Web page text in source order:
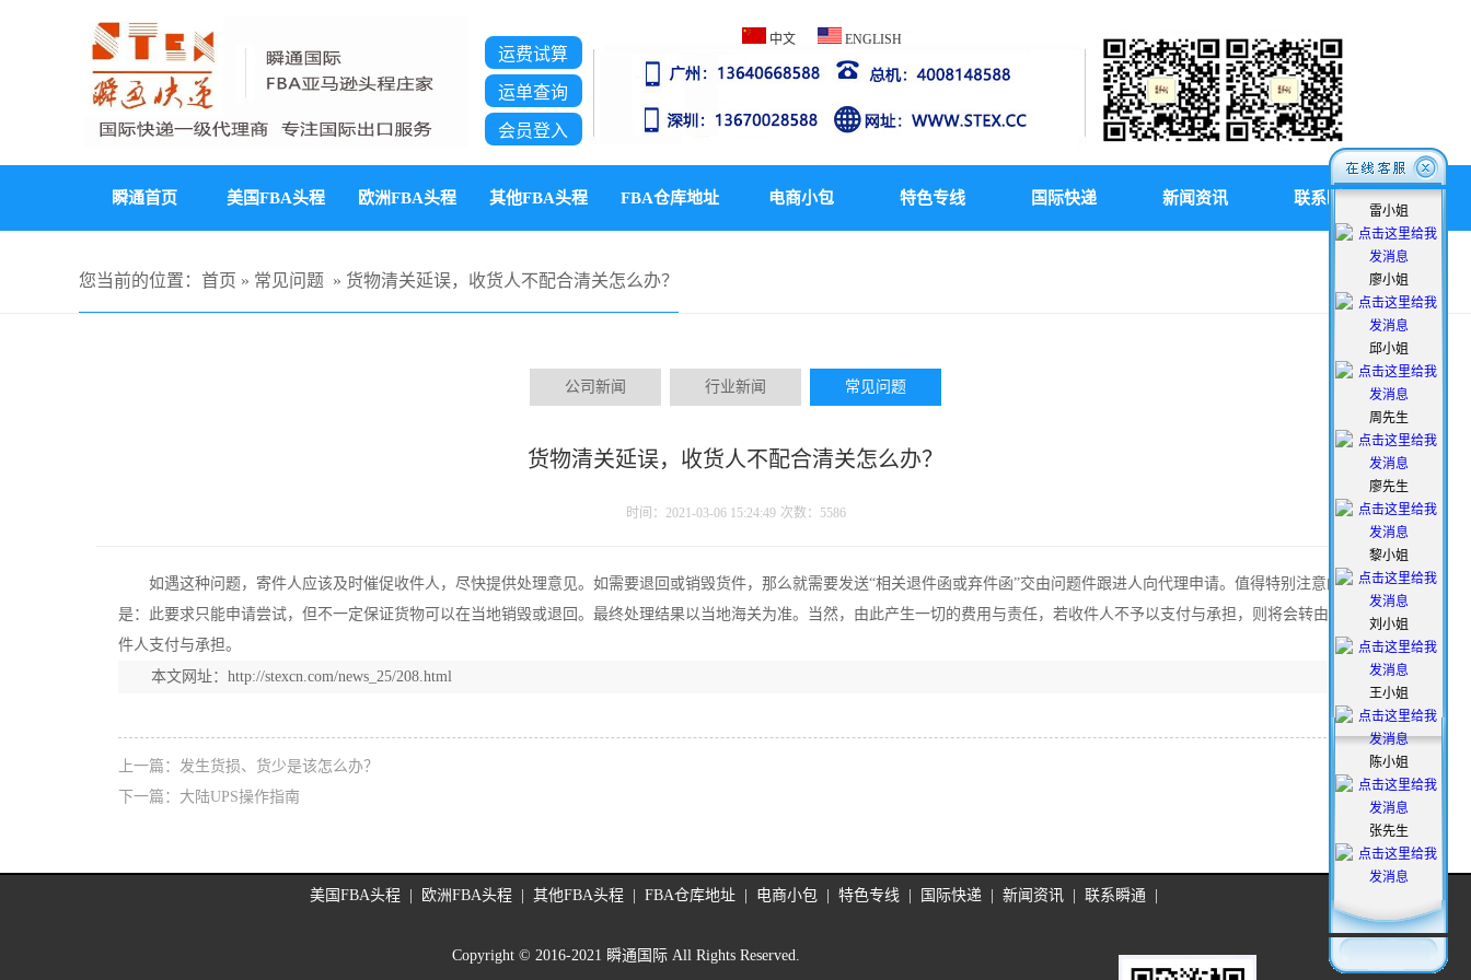
运费试算
运单查询
会员登入
中文 ENGLISH
雷小姐
廖小姐
邱小姐
周先生
廖先生
黎小姐
刘小姐
王小姐
陈小姐
张先生
瞬通首页 美国FBA头程 欧洲FBA头程 其他FBA头程 FBA仓库地址 电商小包 特色专线 国际快递 新闻资讯 联系瞬通
您当前的位置： 首页 » 常见问题 » 货物清关延误，收货人不配合清关怎么办？
公司新闻 行业新闻 常见问题
货物清关延误，收货人不配合清关怎么办？
时间：2021-03-06 15:24:49 次数： 5586
如遇这种问题，寄件人应该及时催促收件人，尽快提供处理意见。如需要退回或销毁货件，那么就需要发送“相关退件函或弃件函”交由问题件跟进人向代理申请。值得特别注意的
是：此要求只能申请尝试，但不一定保证货物可以在当地销毁或退回。最终处理结果以当地海关为准。当然，由此产生一切的费用与责任，若收件人不予以支付与承担，则将会转由寄
件人支付与承担。
本文网址： http://stexcn.com/news_25/208.html
上一篇： 发生货损、货少是该怎么办？
下一篇： 大陆UPS操作指南
美国FBA头程| 欧洲FBA头程| 其他FBA头程| FBA仓库地址| 电商小包| 特色专线| 国际快递| 新闻资讯| 联系瞬通
Copyright © 2016-2021 瞬通国际 All Rights Reserved.